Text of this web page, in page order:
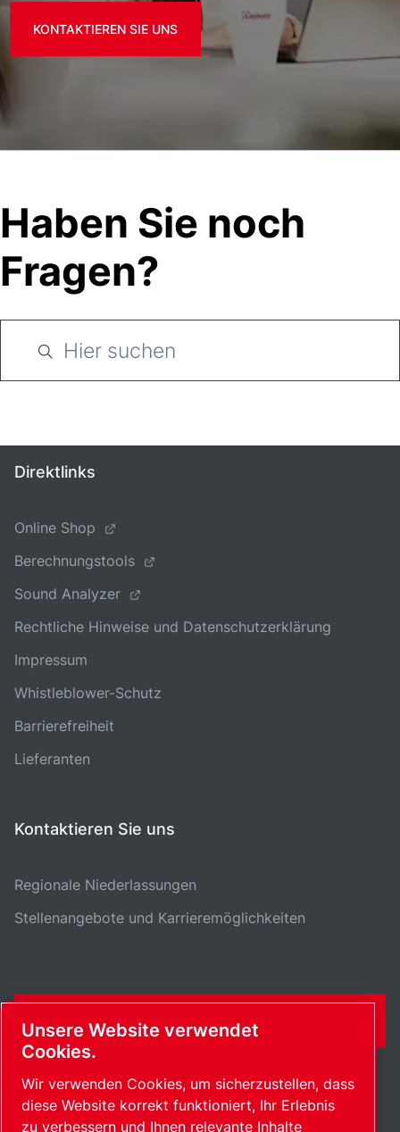
KONTAKTIEREN SIE UNS
Haben Sie noch
Fragen?
Direktlinks
Online Shop
Berechnungstools
Sound Analyzer
Rechtliche Hinweise und Datenschutzerklärung
Impressum
Whistleblower-Schutz
Barrierefreiheit
Lieferanten
Kontaktieren Sie uns
Regionale Niederlassungen
Stellenangebote und Karrieremöglichkeiten
KONTAKTFORMULAR
Unsere Website verwendet
Cookies.
Wir verwenden Cookies, um sicherzustellen, dass
diese Website korrekt funktioniert, Ihr Erlebnis
zu verbessern und Ihnen relevante Inhalte